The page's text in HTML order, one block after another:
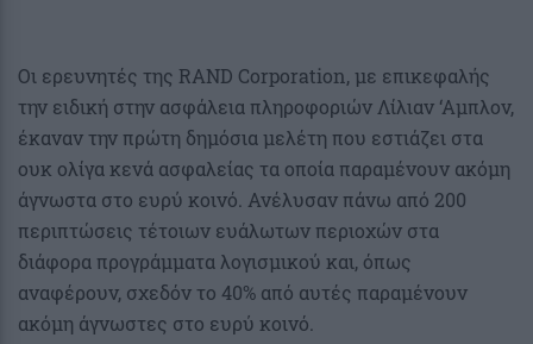
Οι ερευνητές της RAND Corporation, με επικεφαλής
την ειδική στην ασφάλεια πληροφοριών Λίλιαν ‘Αμπλον,
έκαναν την πρώτη δημόσια μελέτη που εστιάζει στα
ουκ ολίγα κενά ασφαλείας τα οποία παραμένουν ακόμη
άγνωστα στο ευρύ κοινό. Ανέλυσαν πάνω από 200
περιπτώσεις τέτοιων ευάλωτων περιοχών στα
διάφορα προγράμματα λογισμικού και, όπως
αναφέρουν, σχεδόν το 40% από αυτές παραμένουν
ακόμη άγνωστες στο ευρύ κοινό.